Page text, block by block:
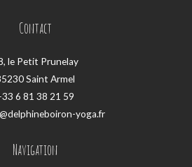
Contact
le Petit Prunelay
Saint Armel
6 81 38 21 59
yoga.fr
Navigation